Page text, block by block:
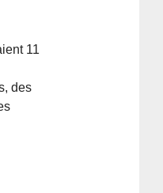
11
des